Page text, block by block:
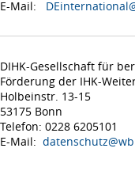
E-Mail:
DIHK-Gesellschaft für
Förderung der IHK-
Holbeinstr. 13-15
53175 Bonn
Telefon: 0228 6205101
E-Mail: